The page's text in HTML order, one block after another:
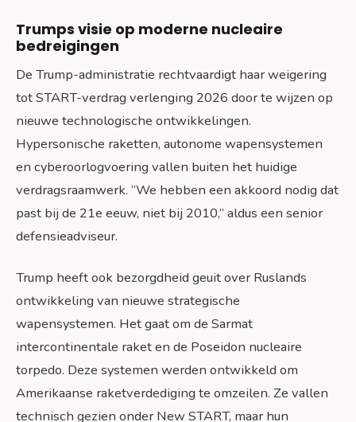
Trumps visie op moderne nucleaire
bedreigingen
De Trump-administratie rechtvaardigt haar weigering
tot START-verdrag verlenging 2026 door te wijzen op
nieuwe technologische ontwikkelingen.
Hypersonische raketten, autonome wapensystemen
en cyberoorlogvoering vallen buiten het huidige
verdragsraamwerk. “We hebben een akkoord nodig dat
past bij de 21e eeuw, niet bij 2010,” aldus een senior
defensieadviseur.
Trump heeft ook bezorgdheid geuit over Ruslands
ontwikkeling van nieuwe strategische
wapensystemen. Het gaat om de Sarmat
intercontinentale raket en de Poseidon nucleaire
torpedo. Deze systemen werden ontwikkeld om
Amerikaanse raketverdediging te omzeilen. Ze vallen
technisch gezien onder New START, maar hun